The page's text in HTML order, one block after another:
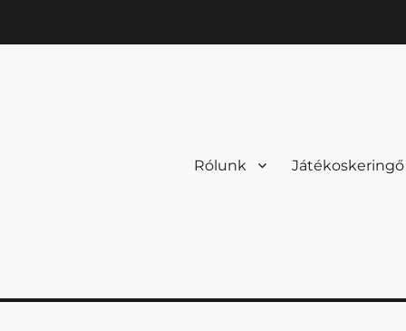
Rólunk Játékoskeringő